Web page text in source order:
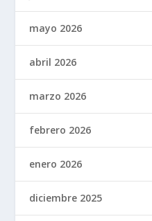
mayo 2026
abril 2026
marzo 2026
febrero 2026
enero 2026
diciembre 2025